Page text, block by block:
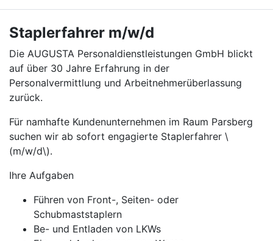
Staplerfahrer m/w/d
Die AUGUSTA Personaldienstleistungen GmbH blickt
auf über 30 Jahre Erfahrung in der
Personalvermittlung und Arbeitnehmerüberlassung
zurück.
Für namhafte Kundenunternehmen im Raum Parsberg
suchen wir ab sofort engagierte Staplerfahrer \
(m/w/d\).
Ihre Aufgaben
Führen von Front-, Seiten- oder
Schubmaststaplern
Be- und Entladen von LKWs